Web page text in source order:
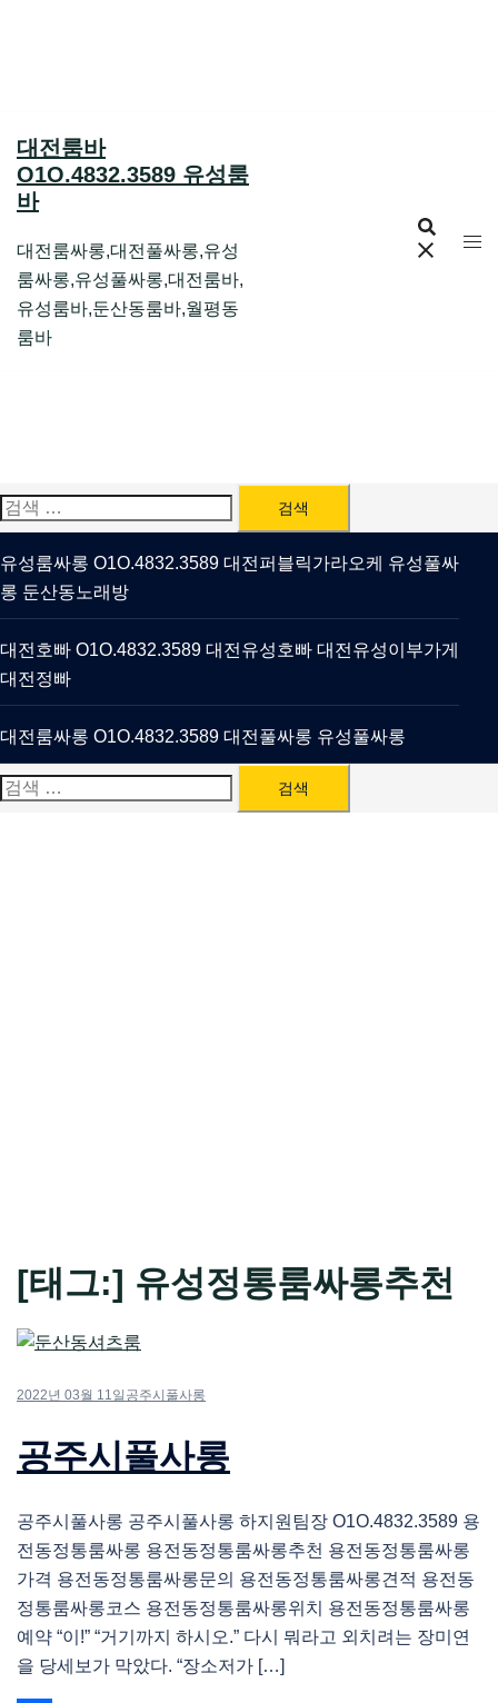
대전룸바
O1O.4832.3589 유성룸
바
대전룸싸롱,대전풀싸롱,유성
룸싸롱,유성풀싸롱,대전룸바,
유성룸바,둔산동룸바,월평동
룸바
검
색:
유성룸싸롱 O1O.4832.3589 대전퍼블릭가라오케 유성풀싸
롱 둔산동노래방
대전호빠 O1O.4832.3589 대전유성호빠 대전유성이부가게
대전정빠
대전룸싸롱 O1O.4832.3589 대전풀싸롱 유성풀싸롱
검
[태그:] 유성정통룸싸롱추천
2022년 03월 11일 공주시풀사롱
공주시풀사롱
공주시풀사롱 공주시풀사롱 하지원팀장 O1O.4832.3589 용
전동정통룸싸롱 용전동정통룸싸롱추천 용전동정통룸싸롱
가격 용전동정통룸싸롱문의 용전동정통룸싸롱견적 용전동
정통룸싸롱코스 용전동정통룸싸롱위치 용전동정통룸싸롱
예약 “이!” “거기까지 하시오.” 다시 뭐라고 외치려는 장미연
을 당세보가 막았다. “장소저가 […]